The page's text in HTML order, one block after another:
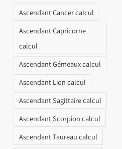
Ascendant Cancer calcul
Ascendant Capricorne
calcul
Ascendant Gémeaux calcul
Ascendant Lion calcul
Ascendant Sagittaire calcul
Ascendant Scorpion calcul
Ascendant Taureau calcul